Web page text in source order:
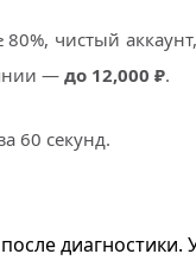
чистый аккаунт,
—до 12,000 ₽.
60 секунд.